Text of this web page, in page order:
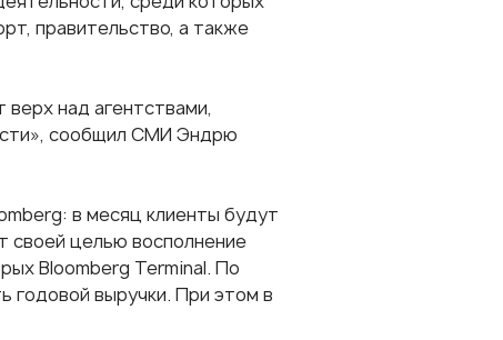
правительство, а также
верх над агентствами,
сообщил СМИ Эндрю
в месяц клиенты будут
своей целью восполнение
Bloomberg Terminal. По
годовой выручки. При этом в